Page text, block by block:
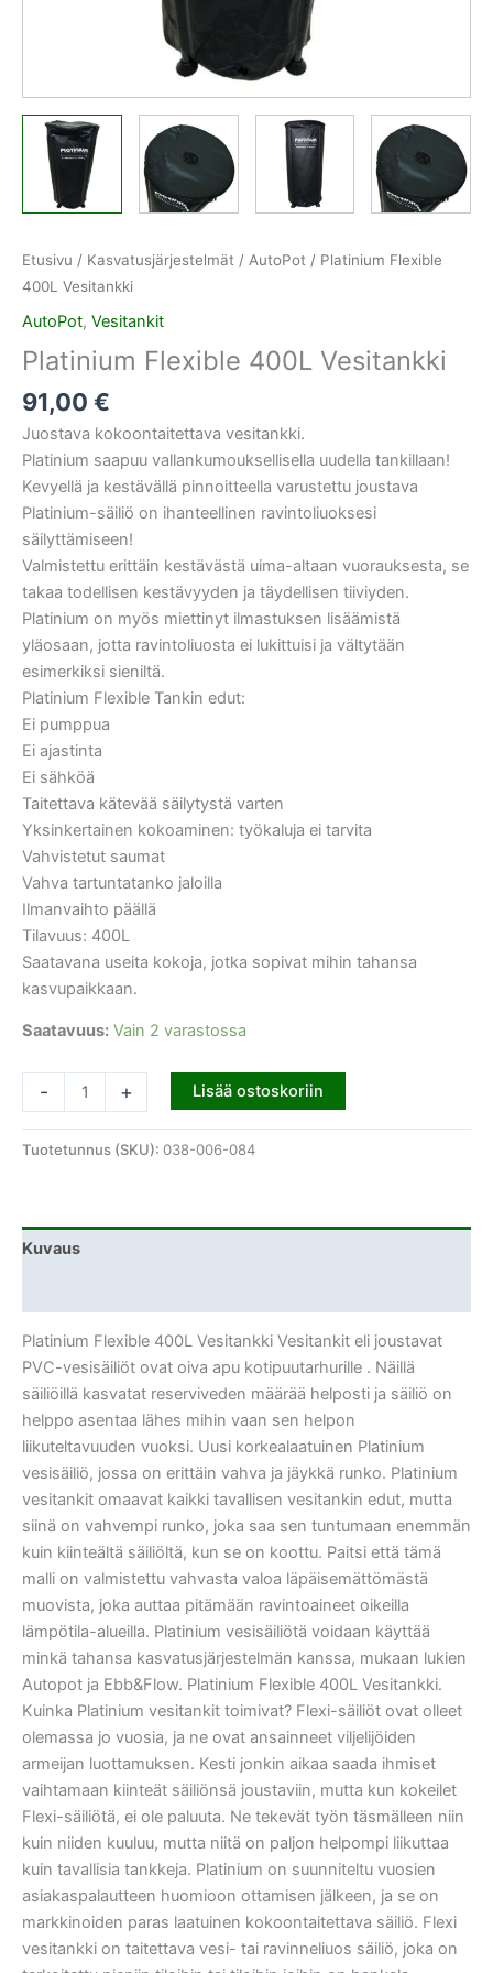
Etusivu / Kasvatusjärjestelmät / AutoPot / Platinium Flexible
400L Vesitankki
AutoPot, Vesitankit
Platinium Flexible 400L Vesitankki
91,00 €
Juostava kokoontaitettava vesitankki.
Platinium saapuu vallankumouksellisella uudella tankillaan!
Kevyellä ja kestävällä pinnoitteella varustettu joustava
Platinium-säiliö on ihanteellinen ravintoliuoksesi
säilyttämiseen!
Valmistettu erittäin kestävästä uima-altaan vuorauksesta, se
takaa todellisen kestävyyden ja täydellisen tiiviyden.
Platinium on myös miettinyt ilmastuksen lisäämistä
yläosaan, jotta ravintoliuosta ei lukittuisi ja vältytään
esimerkiksi sieniltä.
Platinium Flexible Tankin edut:
Ei pumppua
Ei ajastinta
Ei sähköä
Taitettava kätevää säilytystä varten
Yksinkertainen kokoaminen: työkaluja ei tarvita
Vahvistetut saumat
Vahva tartuntatanko jaloilla
Ilmanvaihto päällä
Tilavuus: 400L
Saatavana useita kokoja, jotka sopivat mihin tahansa
kasvupaikkaan.
Saatavuus: Vain 2 varastossa
- + Lisää ostoskoriin
Tuotetunnus (SKU): 038-006-084
Kuvaus
Platinium Flexible 400L Vesitankki Vesitankit eli joustavat
PVC-vesisäiliöt ovat oiva apu kotipuutarhurille . Näillä
säiliöillä kasvatat reserviveden määrää helposti ja säiliö on
helppo asentaa lähes mihin vaan sen helpon
liikuteltavuuden vuoksi. Uusi korkealaatuinen Platinium
vesisäiliö, jossa on erittäin vahva ja jäykkä runko. Platinium
vesitankit omaavat kaikki tavallisen vesitankin edut, mutta
siinä on vahvempi runko, joka saa sen tuntumaan enemmän
kuin kiinteältä säiliöltä, kun se on koottu. Paitsi että tämä
malli on valmistettu vahvasta valoa läpäisemättömästä
muovista, joka auttaa pitämään ravintoaineet oikeilla
lämpötila-alueilla. Platinium vesisäiliötä voidaan käyttää
minkä tahansa kasvatusjärjestelmän kanssa, mukaan lukien
Autopot ja Ebb&Flow. Platinium Flexible 400L Vesitankki.
Kuinka Platinium vesitankit toimivat? Flexi-säiliöt ovat olleet
olemassa jo vuosia, ja ne ovat ansainneet viljelijöiden
armeijan luottamuksen. Kesti jonkin aikaa saada ihmiset
vaihtamaan kiinteät säiliönsä joustaviin, mutta kun kokeilet
Flexi-säiliötä, ei ole paluuta. Ne tekevät työn täsmälleen niin
kuin niiden kuuluu, mutta niitä on paljon helpompi liikuttaa
kuin tavallisia tankkeja. Platinium on suunniteltu vuosien
asiakaspalautteen huomioon ottamisen jälkeen, ja se on
markkinoiden paras laatuinen kokoontaitettava säiliö. Flexi
vesitankki on taitettava vesi- tai ravinneliuos säiliö, joka on